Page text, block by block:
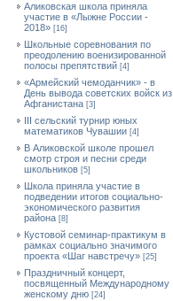
Аликовская школа приняла
участие в «Лыжне России -
2018» [16]
Школьные соревнования по
преодолению военизированной
полосы препятствий [4]
«Армейский чемоданчик» - в
День вывода советских войск из
Афганистана [3]
III сельский турнир юных
математиков Чувашии [4]
В Аликовской школе прошел
смотр строя и песни среди
школьников [5]
Школа приняла участие в
подведении итогов социально-
экономического развития
района [8]
Кустовой семинар-практикум в
рамках социально значимого
проекта «Шаг навстречу» [25]
Праздничный концерт,
посвященный Международному
женскому дню [24]